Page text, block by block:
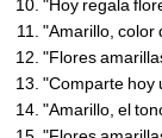
"Hoy regala
"Amarillo, color
"Flores
"Comparte hoy
"Amarillo, el